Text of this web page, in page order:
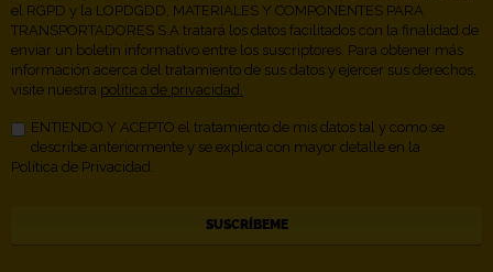
el RGPD y la LOPDGDD, MATERIALES Y COMPONENTES PARA
TRANSPORTADORES S.A tratará los datos facilitados con la finalidad de
enviar un boletín informativo entre los suscriptores. Para obtener más
información acerca del tratamiento de sus datos y ejercer sus derechos,
visite nuestra política de privacidad.
ENTIENDO Y ACEPTO el tratamiento de mis datos tal y como se
describe anteriormente y se explica con mayor detalle en la
Política de Privacidad.